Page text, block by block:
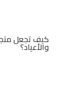
كيف تجعل
والأعياد؟